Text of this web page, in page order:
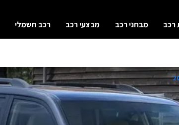
רכב מבחני רכב מבצעי רכב רכב חשמלי